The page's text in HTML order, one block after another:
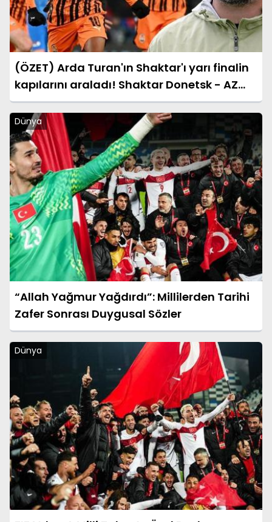
(ÖZET) Arda Turan'ın Shaktar'ı yarı finalin
kapılarını araladı! Shaktar Donetsk - AZ
Alkmaar maçı sonucu: 3-0 (UEFA
Konferans Ligi)
Dünya
“Allah Yağmur Yağdırdı”: Millilerden Tarihi
Zafer Sonrası Duygusal Sözler
Dünya